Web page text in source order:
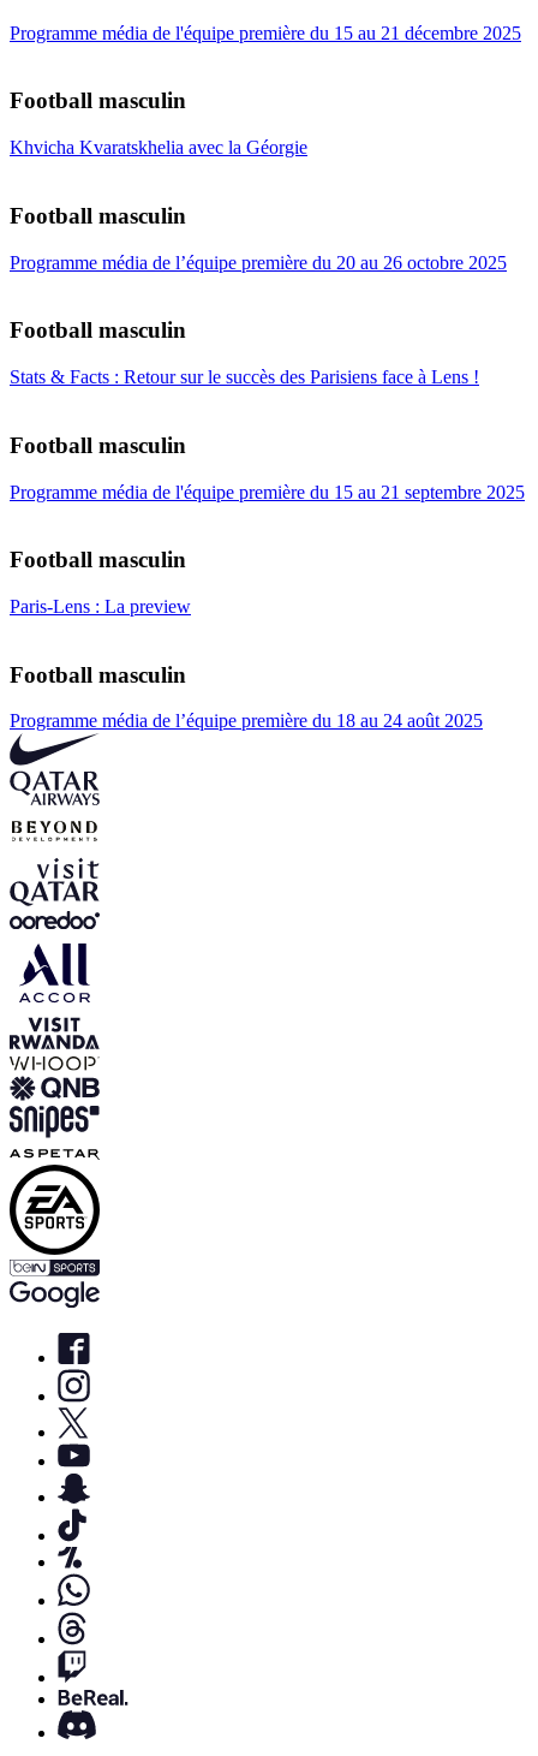
Programme média de l'équipe première du 15 au 21 décembre 2025
Football masculin
Khvicha Kvaratskhelia avec la Géorgie
Football masculin
Programme média de l’équipe première du 20 au 26 octobre 2025
Football masculin
Stats & Facts : Retour sur le succès des Parisiens face à Lens !
Football masculin
Programme média de l'équipe première du 15 au 21 septembre 2025
Football masculin
Paris-Lens : La preview
Football masculin
Programme média de l’équipe première du 18 au 24 août 2025